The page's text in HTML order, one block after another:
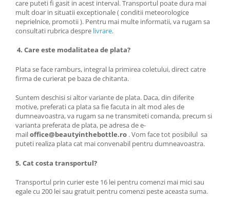
care puteti fi gasit in acest interval. Transportul poate dura mai
mult doar in situatii exceptionale ( conditii meteorologice
neprielnice, promotii ). Pentru mai multe informatii, va rugam sa
consultati rubrica despre livrare.
4. Care este modalitatea de plata?
Plata se face ramburs, integral la primirea coletului, direct catre
firma de curierat pe baza de chitanta.
Suntem deschisi si altor variante de plata. Daca, din diferite
motive, preferati ca plata sa fie facuta in alt mod ales de
dumneavoastra, va rugam sa ne transmiteti comanda, precum si
varianta preferata de plata, pe adresa de e-
mailoffice@beautyinthebottle.ro . Vom face tot posibilul sa
puteti realiza plata cat mai convenabil pentru dumneavoastra.
5. Cat costa transportul?
Transportul prin curier este 16 lei pentru comenzi mai mici sau
egale cu 200 lei sau gratuit pentru comenzi peste aceasta suma.